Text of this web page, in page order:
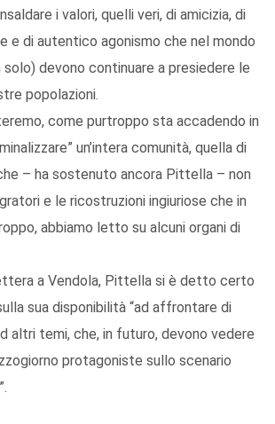
i valori, quelli veri, di amicizia, di
e di autentico agonismo che nel mondo
devono continuare a presiedere le
popolazioni.
come purtroppo sta accadendo in
un’intera comunità, quella di
– ha sostenuto ancora Pittella – non
e le ricostruzioni ingiuriose che in
abbiamo letto su alcuni organi di
a Vendola, Pittella si è detto certo
sua disponibilità “ad affrontare di
altri temi, che, in futuro, devono vedere
protagoniste sullo scenario